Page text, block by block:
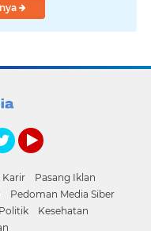
Karir
Pasang Iklan
Pedoman Media Siber
Politik
Kesehatan